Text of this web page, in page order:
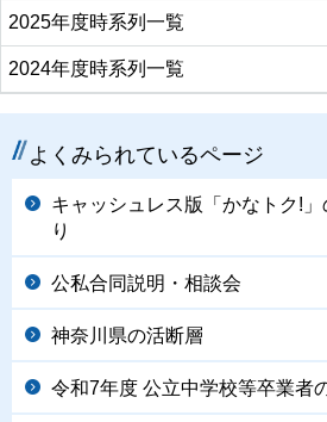
2025年度時系列一覧
2024年度時系列一覧
よくみられているページ
キャッシュレス版「かなトク!
り
公私合同説明・相談会
神奈川県の活断層
令和7年度 公立中学校等卒業者